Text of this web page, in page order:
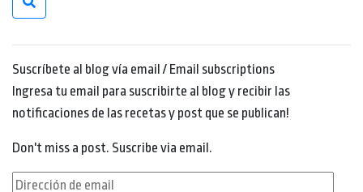
Suscríbete al blog vía email / Email subscriptions
Ingresa tu email para suscribirte al blog y recibir las
notificaciones de las recetas y post que se publican!
Don't miss a post. Suscribe via email.
Dirección